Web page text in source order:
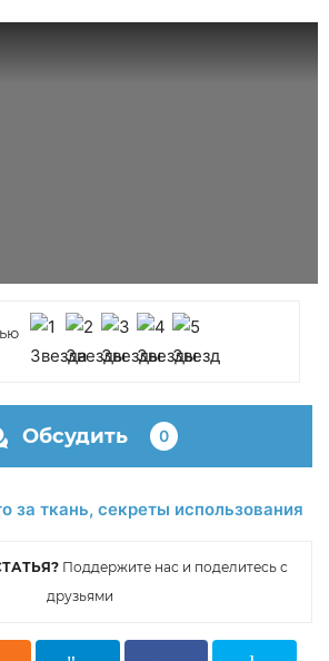
Обсудить 0
Поддержите нас и поделитесь с
друзьями